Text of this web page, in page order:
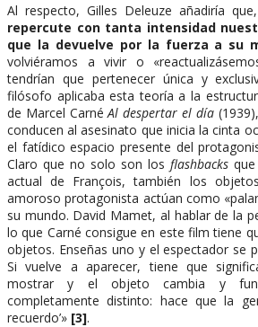
Al respecto, Gilles Deleuze añadiría que,
repercute con tanta intensidad
que la devuelve por la fuerza a su
volviéramos a vivir o
tendrían que pertenecer única y
filósofo aplicaba esta teoría a la
de Marcel CarnéAl despertar el día
conducen al asesinato que inicia la cinta
el fatídico espacio presente del
Claro que no solo son los flashbacks
actual de François, también los
amoroso protagonista actúan como
su mundo. David Mamet, al hablar de la
lo que Carné consigue en este film tiene
objetos. Enseñas uno y el espectador se
Si vuelve a aparecer, tiene que
mostrar y el objeto cambia y
completamente distinto: hace que la
recuerdo’» [3].